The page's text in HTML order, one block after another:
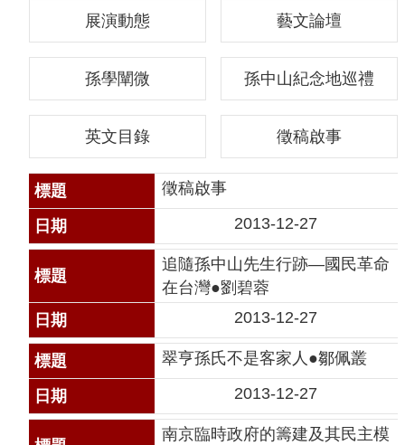
政
權
明
詞
表
網
展演動態 藝文論壇
孫學闡微 孫中山紀念地巡禮
英文目錄 徵稿啟事
徵稿啟事
2013-12-27
追隨孫中山先生行跡—國民革命
在台灣●劉碧蓉
2013-12-27
翠亨孫氏不是客家人●鄒佩叢
2013-12-27
南京臨時政府的籌建及其民主模